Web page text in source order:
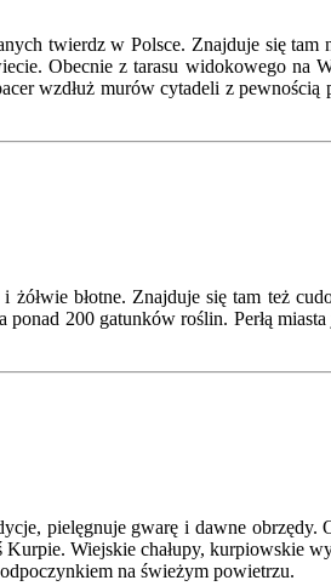
twierdz w Polsce. Znajduje się
Obecnie z tarasu widokowego na
wzdłuż murów cytadeli z
błotne. Znajduje się tam też
200 gatunków roślin. Perłą
pielęgnuje gwarę i dawne obrzędy.
Wiejskie chałupy, kurpiowskie
na świeżym powietrzu.